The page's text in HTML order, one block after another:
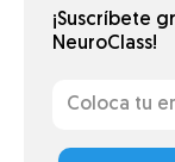
¡Suscríbete
NeuroClass!